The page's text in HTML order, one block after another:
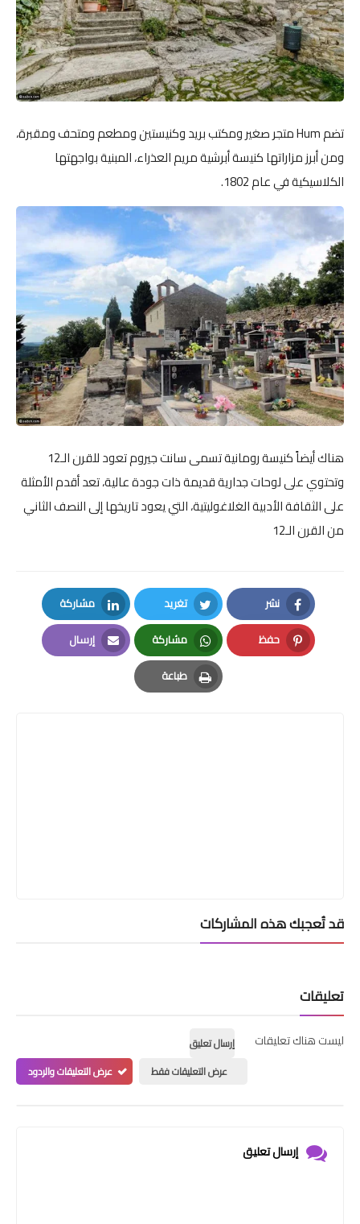
تضم Hum متجر صغير ومكتب بريد وكنيستين ومطعم ومتحف ومقبرة،
ومن أبرز مزاراتها كنيسة أبرشية مريم العذراء، المبنية بواجهتها
الكلاسيكية في عام 1802.
هناك أيضاً كنيسة رومانية تسمى سانت جيروم تعود للقرن الـ12
وتحتوي على لوحات جدارية قديمة ذات جودة عالية، تعد أقدم الأمثلة
على الثقافة الأدبية الغلاغوليتية، التي يعود تاريخها إلى النصف الثاني
من القرن الـ12
نشر
Facebook
تغريد
Twitter
مشاركة
LinkedIn
حفظ
Pinterest
مشاركة
Whatsapp
إرسال
Email
طباعة
Print
قد تُعجبك هذه المشاركات
تعليقات
ليست هناك تعليقات
إرسال تعليق
عرض التعليقات فقط
عرض التعليقات والردود
إرسال تعليق